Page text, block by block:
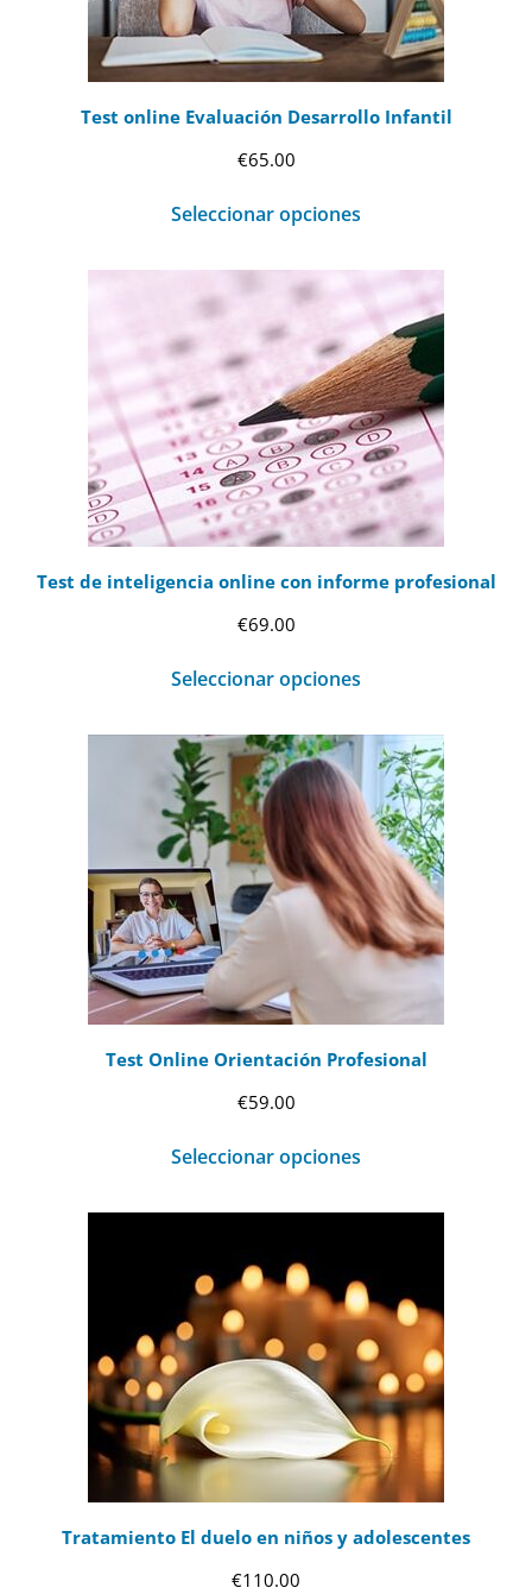
Test online Evaluación Desarrollo Infantil
€65.00
Seleccionar opciones
Test de inteligencia online con informe profesional
€69.00
Seleccionar opciones
Test Online Orientación Profesional
€59.00
Seleccionar opciones
Tratamiento El duelo en niños y adolescentes
€110.00